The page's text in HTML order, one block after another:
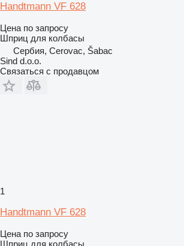
Handtmann VF 628
Цена по запросу
Шприц для колбасы
Сербия, Cerovac, Šabac
Sind d.o.o.
Связаться с продавцом
1
Handtmann VF 628
Цена по запросу